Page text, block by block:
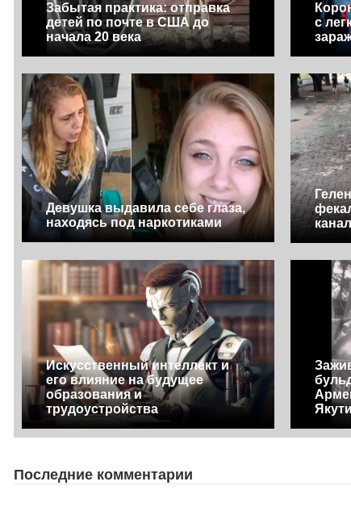
Забытая практика: отправка
детей по почте в США до
начала 20 века
с
Девушка выдавила себе глаза,
находясь под наркотиками
Искусственный интеллект и
его влияние на будущее
образования и
трудоустройства
Последние комментарии